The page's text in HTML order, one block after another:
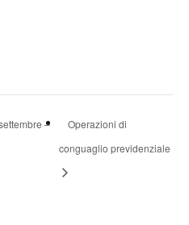
–
Operazioni di
conguaglio previdenziale